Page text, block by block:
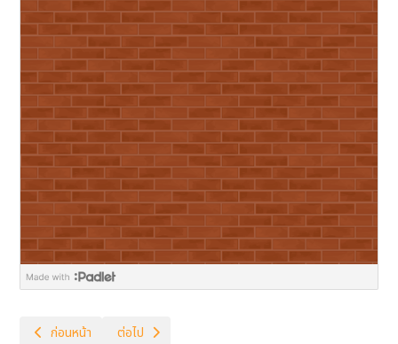
เนื้อหาก่อนหน้า: คู่มือนักเรียน 2567
ก่อนหน้า เนื้อหาถัดไป: กระดานถามตอบ(Q&A)
ต่อไป